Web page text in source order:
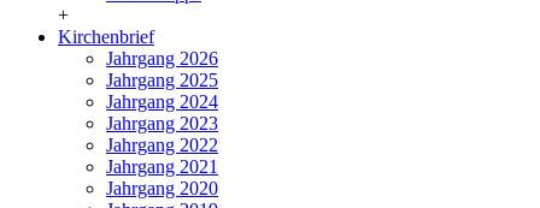
+
Kirchenbrief
Jahrgang 2026
Jahrgang 2025
Jahrgang 2024
Jahrgang 2023
Jahrgang 2022
Jahrgang 2021
Jahrgang 2020